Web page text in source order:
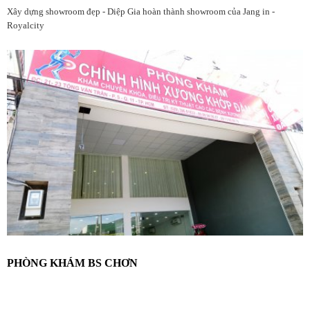
Xây dựng showroom đẹp - Diệp Gia hoàn thành showroom của Jang in -
Royalcity
PHÒNG KHÁM BS CHƠN